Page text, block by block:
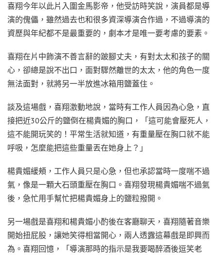
喜翔今年以此片入圍金馬影帝，他受訪時笑說，演員都是導
演的傀儡，雖然過去也和很多資深導演合作過，不過導演的
資歷與年紀都不是最重要的，劇本才是唯一要考慮的要素。
喜翔在片中飾演不善言辭的跛腳丈夫，有對太太和孩子的關
心，卻總是說不出口，面對驟然離世的太太，他的角色一度
無法面對，就將另一半放進冰箱用鹽蓋住。
談及這場戲，喜翔激動地說，當時有工作人員因為心急，直
接把近30公斤的鹽倒在楊貴媚的胸口，「這可能會壓死人，
這不能開玩笑的！平常生活就知道，有重量壓在胸口就不能
呼吸，怎麼能把這些重量丟在她身上？」
楊貴媚緩頰，工作人員只是心急，但也承認當時一度喘不過
氣，像是一顆大石頭重壓在胸口。喜翔發現楊貴媚喘不過氣
後，急忙用手幫忙把楊貴媚身上的鹽粒撥開。
另一場戲是喜翔和楊貴媚小酌後在客廳聊天，喜翔隨著音樂
開始扭屁股，讓她笑得相當開心，兩人透露這幕戲是即興而
為。喜翔回憶，「導演那時的指示是我要喝醉酒後逗笑老